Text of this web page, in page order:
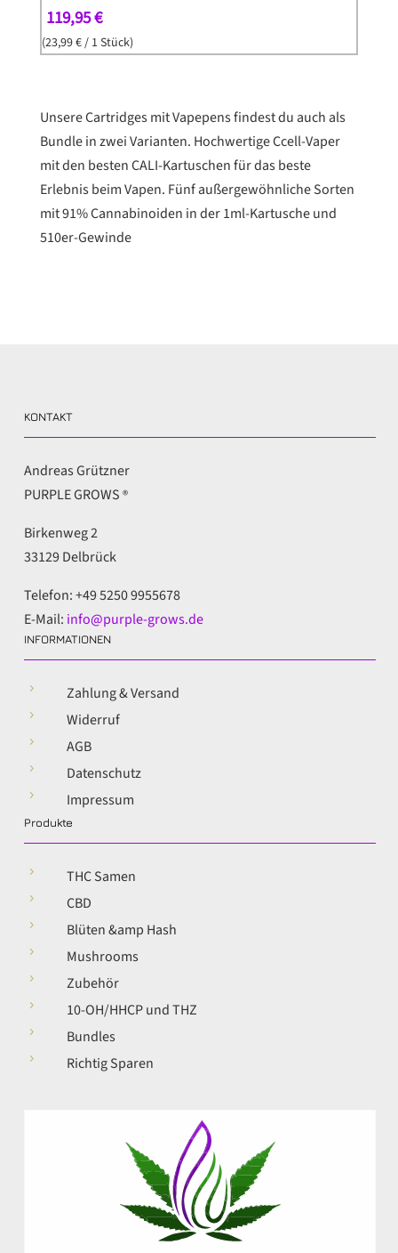
119,95€
(23,99€/ 1 Stück)
Unsere Cartridges mit Vapepens findest du auch als
Bundle in zwei Varianten. Hochwertige Ccell-Vaper
mit den besten CALI-Kartuschen für das beste
Erlebnis beim Vapen. Fünf außergewöhnliche Sorten
mit 91% Cannabinoiden in der 1ml-Kartusche und
510er-Gewinde
KONTAKT
Andreas Grützner
PURPLE GROWS®
Birkenweg 2
33129 Delbrück
Telefon: +49 5250 9955678
E-Mail: info@purple-grows.de
INFORMATIONEN
5 Zahlung & Versand
5 Widerruf
5 AGB
5 Datenschutz
5 Impressum
Produkte
5 THC Samen
5 CBD
5 Blüten &amp Hash
5 Mushrooms
5 Zubehör
5 10-OH/HHCP und THZ
5 Bundles
5 Richtig Sparen